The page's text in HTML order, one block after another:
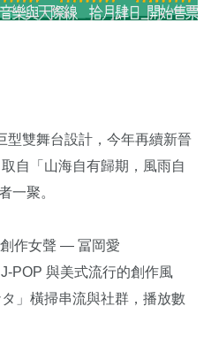
型雙舞台設計，今年再續新晉
自「山海自有歸期，風雨自
一聚。
作女聲 — 冨岡愛
POP 與美式流行的創作風
」橫掃串流與社群，播放數